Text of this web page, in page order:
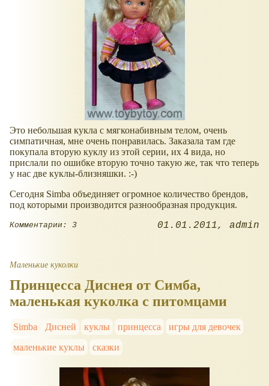
Это небольшая кукла с мягконабивным телом, очень
симпатичная, мне очень понравилась. Заказала там где
покупала вторую куклу из этой серии, их 4 вида, но
прислали по ошибке вторую точно такую же, так что теперь
у нас две куклы-близняшки. :-)
Сегодня Simba объединяет огромное количество брендов,
под которыми производится разнообразная продукция.
Комментарии: 3 01.01.2011 admin
Маленькие куколки
Принцесса Диснея от Симба,
маленькая куколка с питомцами
Simba Дисней куклы принцесса
игры для девочек
маленькие куклы
сказки